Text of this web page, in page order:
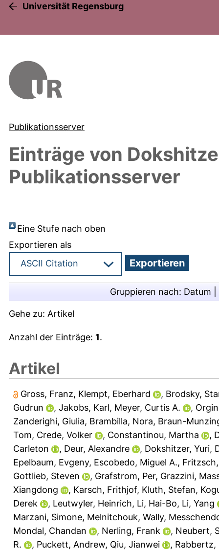
Universität Regensburg
Publikationsserver
Einträge von
Publikationsserver
Eine Stufe nach oben
Exportieren als
Gruppieren nach: Datum
Gehe zu: Artikel
Anzahl der Einträge: 1.
Artikel
Gross, Franz, Klempt, Eberhard , Brodsky,
Gudrun
, Jakobs, Karl, Meyer, Curtis A. ,
Zanderighi, Giulia, Brambilla, Nora, Braun-
Tom, Crede, Volker , Constantinou, Martha ,
Carleton
, Deur, Alexandre , Dokshitzer, Yuri,
Epelbaum, Evgeny, Escobedo, Miguel A.,
Gottlieb, Steven
, Grafstrom, Per, Grazzini,
Xiangdong
, Karsch, Frithjof, Kluth, Stefan,
Derek
, Leutwyler, Heinrich, Li, Hai-Bo, Li, Yang
Marzani, Simone, Melnitchouk, Wally,
Mondal, Chandan
, Nerling, Frank , Neubert,
R.
, Puckett, Andrew, Qiu, Jianwei , Rabbertz,